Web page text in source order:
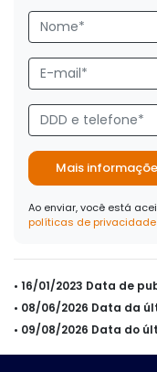
Mais
Ao enviar, você está
políticas de privacidade
• 16/01/2023 Data de
• 08/06/2026 Data da
• 09/08/2026 Data do